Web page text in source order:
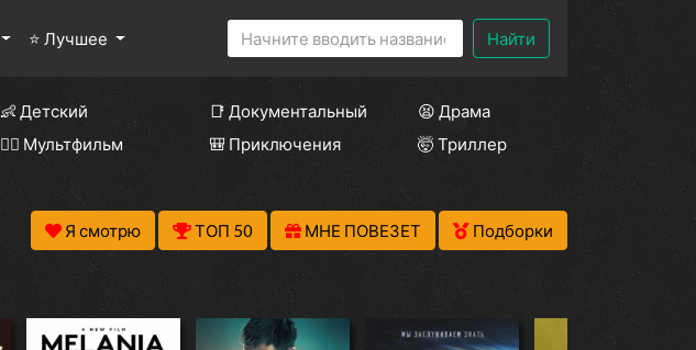
⭐ Лучшее Найти
👶 Детский 📑 Документальный
😫 Драма
🧚‍♀️ Мультфильм 🎒 Приключения
🤯 Триллер
Я смотрю ТОП 50 МНЕ ПОВЕЗЕТ Подборки